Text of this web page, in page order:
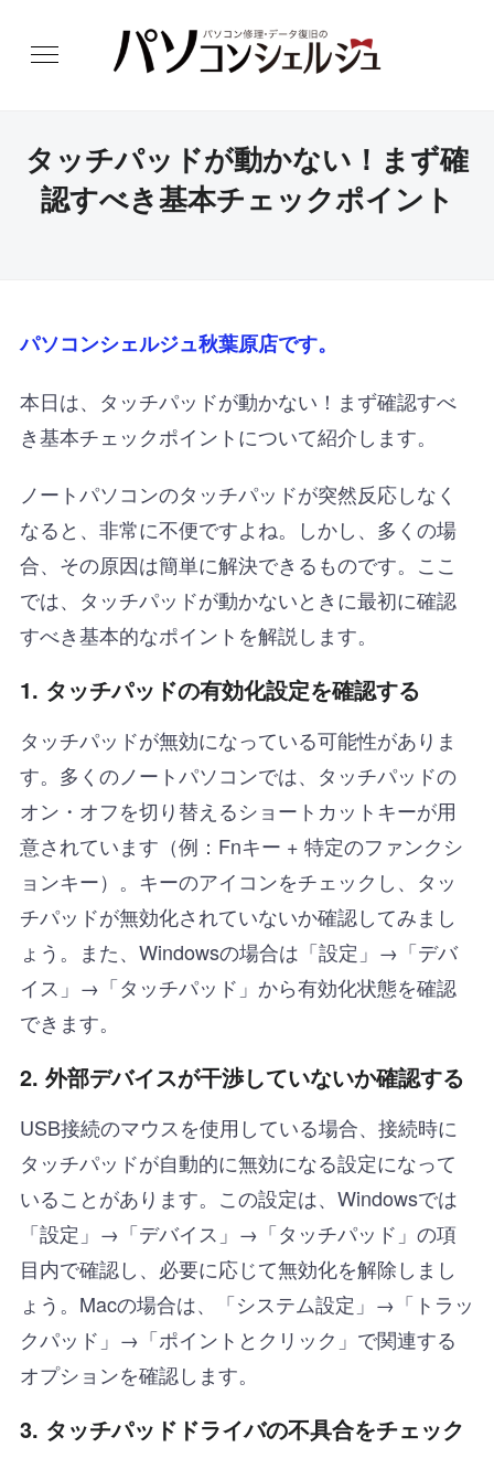
タッチパッドが動かない！まず確
認すべき基本チェックポイント
パソコンシェルジュ秋葉原店です。
本日は、タッチパッドが動かない！まず確認すべ
き基本チェックポイントについて紹介します。
ノートパソコンのタッチパッドが突然反応しなく
なると、非常に不便ですよね。しかし、多くの場
合、その原因は簡単に解決できるものです。ここ
では、タッチパッドが動かないときに最初に確認
すべき基本的なポイントを解説します。
1. タッチパッドの有効化設定を確認する
タッチパッドが無効になっている可能性がありま
す。多くのノートパソコンでは、タッチパッドの
オン・オフを切り替えるショートカットキーが用
意されています（例：Fnキー + 特定のファンクシ
ョンキー）。キーのアイコンをチェックし、タッ
チパッドが無効化されていないか確認してみまし
ょう。また、Windowsの場合は「設定」→「デバ
イス」→「タッチパッド」から有効化状態を確認
できます。
2. 外部デバイスが干渉していないか確認する
USB接続のマウスを使用している場合、接続時に
タッチパッドが自動的に無効になる設定になって
いることがあります。この設定は、Windowsでは
「設定」→「デバイス」→「タッチパッド」の項
目内で確認し、必要に応じて無効化を解除しまし
ょう。Macの場合は、「システム設定」→「トラッ
クパッド」→「ポイントとクリック」で関連する
オプションを確認します。
3. タッチパッドドライバの不具合をチェック